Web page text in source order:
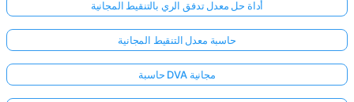
أداة حل معدل تدفق الري بالتنقيط المجانية
حاسبة معدل التنقيط المجانية
حاسبة DVA مجانية